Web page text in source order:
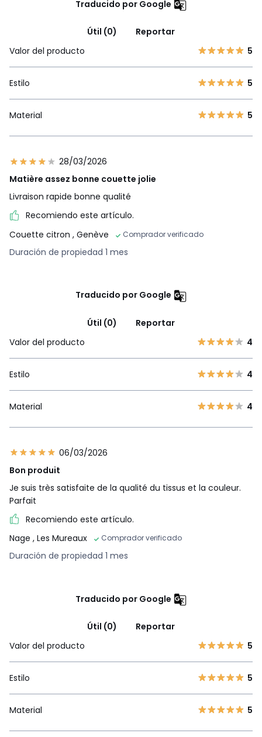
Traducido por Google
Útil (0)
Reportar
Valor del producto
5
Estilo 5
Material 5
28/03/2026
Matière assez bonne couette jolie
Livraison rapide bonne qualité
Recomiendo este artículo.
Couette citron , Genève Comprador verificado
Duración de propiedad 1 mes
Traducido por Google
Útil (0)
Reportar
Valor del producto
4
Estilo 4
Material 4
06/03/2026
Bon produit
Je suis très satisfaite de la qualité du tissus et la couleur.
Parfait
Recomiendo este artículo.
Nage , Les Mureaux Comprador verificado
Duración de propiedad 1 mes
Traducido por Google
Útil (0)
Reportar
Valor del producto
5
Estilo 5
Material 5